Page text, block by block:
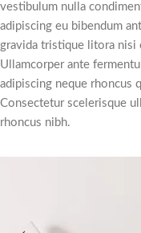
vestibulum nulla
adipiscing eu bibendum
gravida tristique litora nisi
Ullamcorper ante
adipiscing neque rhoncus
Consectetur scelerisque
rhoncus nibh.